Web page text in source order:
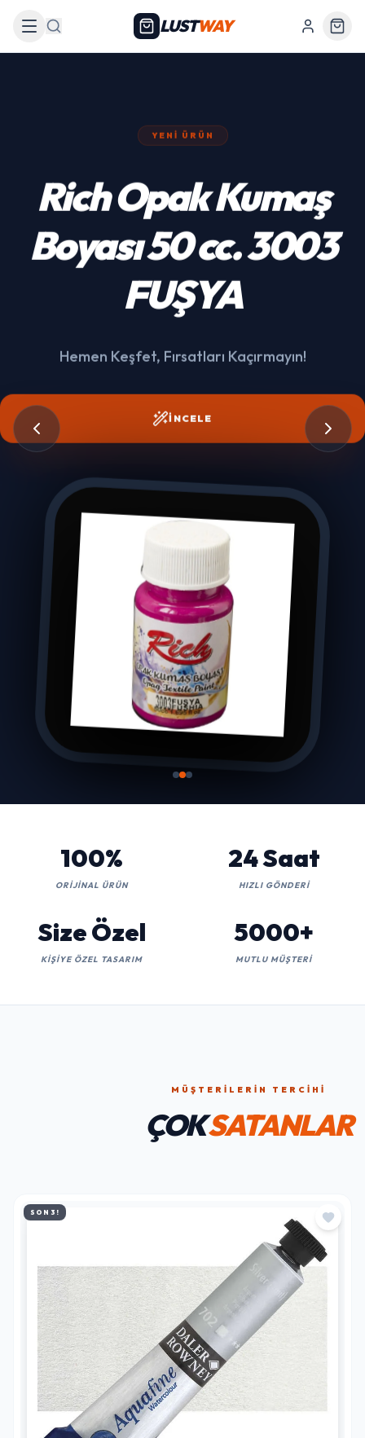
Arama LUSTWAY
439 Siyah Akülü
Araba
Hemen Keşfet, Fırsatları Kaçırmayın!
100%
ORIJINAL ÜRÜN
24 Saat
HIZLI GÖNDERI
Size Özel
KIŞIYE ÖZEL TASARIM
5000+
MUTLU MÜŞTERI
MÜŞTERILERIN TERCIHI
ÇOKSATANLAR
SON 3!